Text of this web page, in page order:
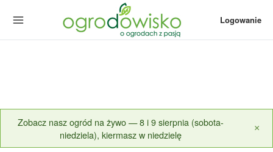
Logowanie
Zobacz nasz ogród na żywo — 8 i 9 sierpnia (sobota-
niedziela), kiermasz w niedzielę
×